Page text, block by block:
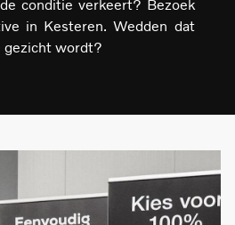
conditie verkeert? Bezoek
in Kesteren. Wedden dat
gezicht wordt?